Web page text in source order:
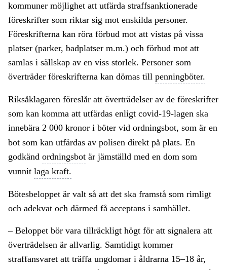
kommuner möjlighet att utfärda straffsanktionerade
föreskrifter som riktar sig mot enskilda personer.
Föreskrifterna kan röra förbud mot att vistas på vissa
platser (parker, badplatser m.m.) och förbud mot att
samlas i sällskap av en viss storlek. Personer som
överträder föreskrifterna kan dömas till penningböter.
Riksåklagaren föreslår att överträdelser av de föreskrifter
som kan komma att utfärdas enligt covid-19-lagen ska
innebära 2 000 kronor i böter vid ordningsbot, som är en
bot som kan utfärdas av polisen direkt på plats. En
godkänd ordningsbot är jämställd med en dom som
vunnit laga kraft.
Bötesbeloppet är valt så att det ska framstå som rimligt
och adekvat och därmed få acceptans i samhället.
– Beloppet bör vara tillräckligt högt för att signalera att
överträdelsen är allvarlig. Samtidigt kommer
straffansvaret att träffa ungdomar i åldrarna 15–18 år,